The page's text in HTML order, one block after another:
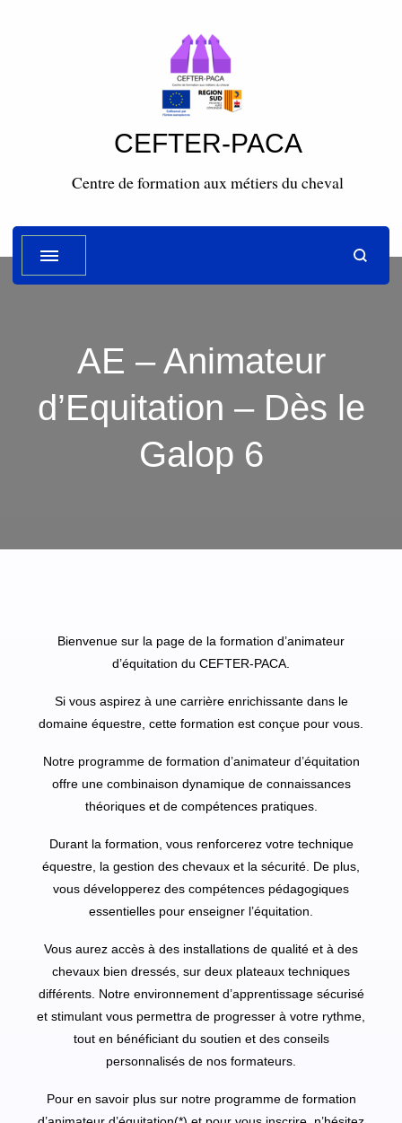
CEFTER-PACA
Centre de formation aux métiers du cheval
AE – Animateur
d’Equitation – Dès le
Galop 6
Bienvenue sur la page de la formation d’animateur
d’équitation du CEFTER-PACA.
Si vous aspirez à une carrière enrichissante dans le
domaine équestre, cette formation est conçue pour vous.
Notre programme de formation d’animateur d’équitation
offre une combinaison dynamique de connaissances
théoriques et de compétences pratiques.
Durant la formation, vous renforcerez votre technique
équestre, la gestion des chevaux et la sécurité. De plus,
vous développerez des compétences pédagogiques
essentielles pour enseigner l’équitation.
Vous aurez accès à des installations de qualité et à des
chevaux bien dressés, sur deux plateaux techniques
différents. Notre environnement d’apprentissage sécurisé
et stimulant vous permettra de progresser à votre rythme,
tout en bénéficiant du soutien et des conseils
personnalisés de nos formateurs.
Pour en savoir plus sur notre programme de formation